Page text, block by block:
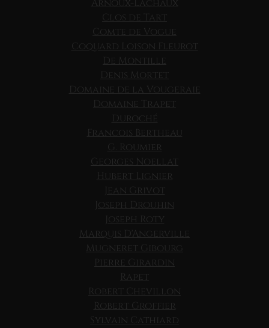
Arnoux-Lachaux
Clos de Tart
Comte de Vogue
Coquard Loison Fleurot
De Montille
Denis Mortet
Domaine de la Vougeraie
Domaine Trapet
Duroché
Francois Bertheau
G. Roumier
Georges Noellat
Hubert Lignier
Jean Grivot
Joseph Drouhin
Joseph Roty
Marquis D'Angerville
Mugneret Gibourg
Pierre Girardin
Rapet
Robert Chevillon
Robert Groffier
Sylvain Cathiard